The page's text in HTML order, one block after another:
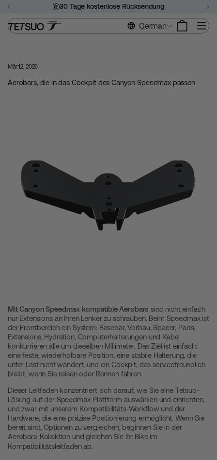
Zum
springen
Diashow
anhalten
30 Tage kostenlose Rücksendung
German
Mär 12, 2026
Aerobars, die in das Cockpit des Canyon Speedmax passen
Mit Canyon Speedmax kompatible Aerobars sind nicht einfach
nur Extensions an Ihren Lenker zu schrauben. Beim Speedmax ist
der Frontbereich ein System: Basebar, Vorbau, Spacer, Pads,
Extensions, Hydration, Computerhalterungen und Kabel
konkurrieren alle um dieselben Millimeter. Das Ziel ist einfach:
eine feste, wiederholbare Position, eine stabile Halterung, die
unter Last nicht wandert, und ein Cockpit, das servicefreundlich
bleibt, wenn Sie reisen oder Rennen fahren.
Dieser Leitfaden konzentriert sich darauf, wie Sie eine Tetsuo-
Lösung auf der Speedmax-Plattform auswählen und einrichten,
und zwar mit unserem Kompatibilitäts-Workflow und der
Hardware, die eine präzise Positionierung ermöglicht. Wenn Sie
bereit sind, Optionen zu vergleichen, beginnen Sie in der
Aerobars-Kollektion und gleichen Sie Ihr Bike im
Kompatibilitätsleitfadenab.